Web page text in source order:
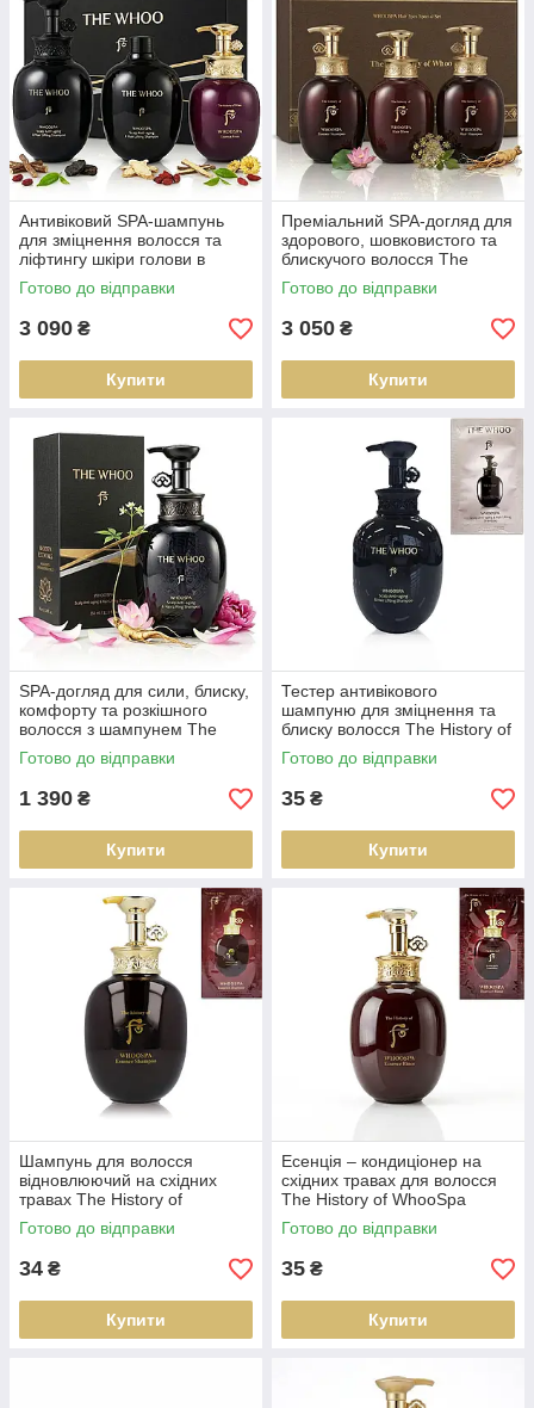
Антивіковий SPA-шампунь
для зміцнення волосся та
ліфтингу шкіри голови в
наборі WHOOSPA Scalp Anti-
aging & Hair Lifting Shampoo
Готово до відправки
3 090 ₴
Купити
Преміальний SPA-догляд для
здорового, шовковистого та
блискучого волосся The
History of Whoo SPA Hair Care
Set
Готово до відправки
3 050 ₴
Купити
SPA-догляд для сили, блиску,
комфорту та розкішного
волосся з шампунем The
History of Whoo Whoospa
Scalp Anti-Aging 350 ml
Готово до відправки
1 390 ₴
Купити
Тестер антивікового
шампуню для зміцнення та
блиску волосся The History of
WhooSpa Spa Scalp Anti-
Aging Hair Lifting Shampoo 7
Готово до відправки
35 ₴
Купити
Шампунь для волосся
відновлюючий на східних
травах The History of
WhooSpa Essence Shampoo
8 ml
Готово до відправки
34 ₴
Купити
Есенція – кондиціонер на
східних травах для волосся
The History of WhooSpa
Essence Rinse 8 ml
Готово до відправки
35 ₴
Купити